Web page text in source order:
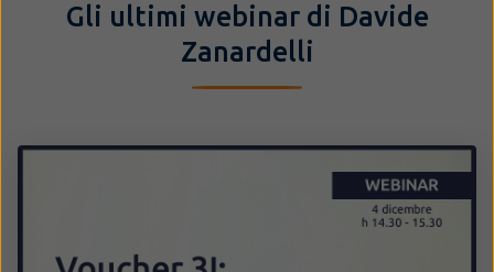
Gli ultimi webinar di Davide
Zanardelli